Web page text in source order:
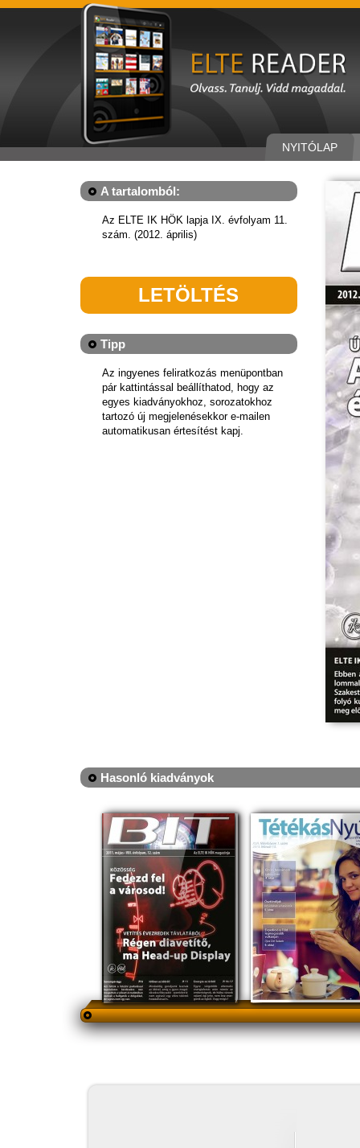
NYITÓLAP
A tartalomból:
Az ELTE IK HÖK lapja IX. évfolyam 11.
szám. (2012. április)
LETÖLTÉS
Tipp
Az ingyenes feliratkozás menüpontban
pár kattintással beállíthatod, hogy az
egyes kiadványokhoz, sorozatokhoz
tartozó új megjelenésekkor e-mailen
automatikusan értesítést kapj.
Hasonló kiadványok